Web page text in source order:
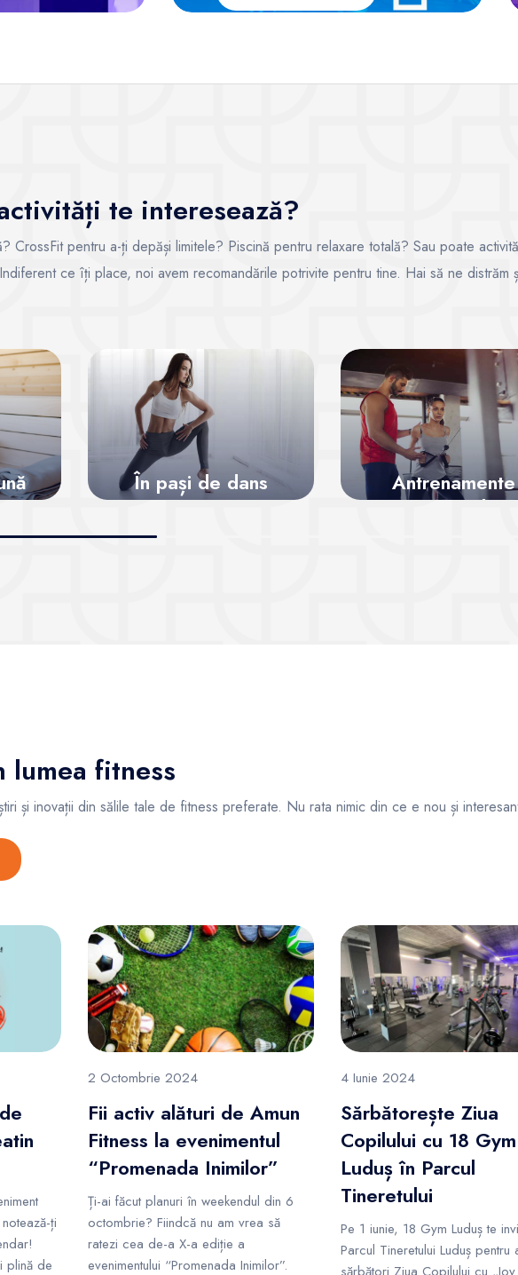
te interesează?
CrossFit pentru a-ți depăși limitele? Piscină pentru relaxare totală? Sau poate
ce îți place, noi avem recomandările potrivite pentru tine. Hai să ne distrăm
În pași de dans
Antrenamente
personale
lumea fitness
și inovații din sălile tale de fitness preferate. Nu rata nimic din ce e nou și
ți
plină de
2 Octombrie 2024
Fii activ alături de Amun
Fitness la evenimentul
“Promenada Inimilor”
Ți-ai făcut planuri în weekendul din 6
octombrie? Fiindcă nu am vrea să
ratezi cea de-a X-a ediție a
evenimentului “Promenada Inimilor”.
4 Iunie 2024
Sărbătorește Ziua
Copilului cu 18 Gym
Luduș în Parcul
Tineretului
Pe 1 iunie, 18 Gym Luduș te
Parcul Tineretului Luduș pentru